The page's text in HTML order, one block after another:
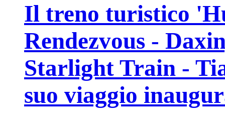
Il treno turistico
Rendezvous -
Starlight Train -
suo viaggio